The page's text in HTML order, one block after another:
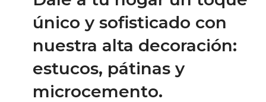
único y sofisticado con
nuestra alta decoración:
estucos, pátinas y
microcemento.